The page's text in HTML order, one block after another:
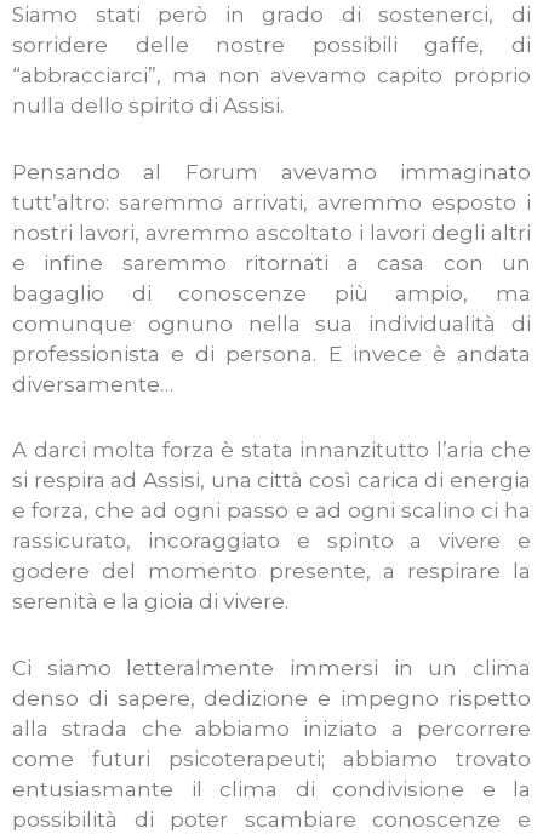
Siamo stati però in grado di sostenerci, di
sorridere delle nostre possibili gaffe, di
“abbracciarci”, ma non avevamo capito proprio
nulla dello spirito di Assisi.
Pensando al Forum avevamo immaginato
tutt’altro: saremmo arrivati, avremmo esposto i
nostri lavori, avremmo ascoltato i lavori degli altri
e infine saremmo ritornati a casa con un
bagaglio di conoscenze più ampio, ma
comunque ognuno nella sua individualità di
professionista e di persona. E invece è andata
diversamente…
A darci molta forza è stata innanzitutto l’aria che
si respira ad Assisi, una città così carica di energia
e forza, che ad ogni passo e ad ogni scalino ci ha
rassicurato, incoraggiato e spinto a vivere e
godere del momento presente, a respirare la
serenità e la gioia di vivere.
Ci siamo letteralmente immersi in un clima
denso di sapere, dedizione e impegno rispetto
alla strada che abbiamo iniziato a percorrere
come futuri psicoterapeuti; abbiamo trovato
entusiasmante il clima di condivisione e la
possibilità di poter scambiare conoscenze e